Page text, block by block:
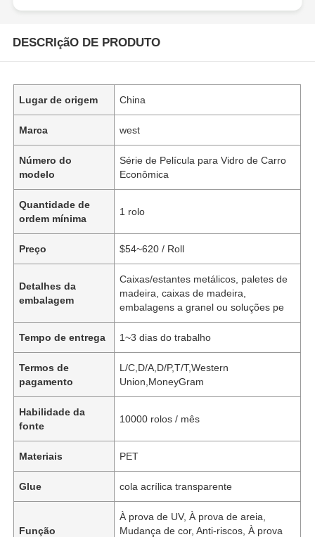
DESCRIçãO DE PRODUTO
Lugar de origem China
Marca west
Número do
modelo
Série de Película para Vidro de Carro
Econômica
Quantidade de
ordem mínima
1 rolo
Preço $54~620 / Roll
Detalhes da
embalagem
Caixas/estantes metálicos, paletes de
madeira, caixas de madeira,
embalagens a granel ou soluções pe
Tempo de entrega 1~3 dias do trabalho
Termos de
pagamento
L/C,D/A,D/P,T/T,Western
Union,MoneyGram
Habilidade da
fonte
10000 rolos / mês
Materiais PET
Glue cola acrílica transparente
Função
À prova de UV, À prova de areia,
Mudança de cor, Anti-riscos, À prova